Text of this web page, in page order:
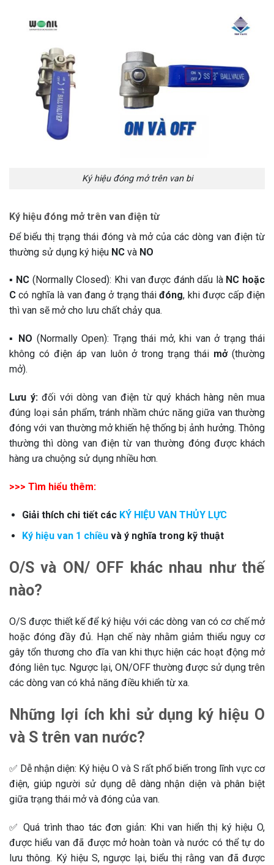
Ký hiệu đóng mở trên van bi
Ký hiệu đóng mở trên van điện từ
Để biểu thị trạng thái đóng và mở của các dòng van điện từ
thường sử dụng ký hiệu NC và NO
▪️ NC (Normally Closed): Khi van được đánh dấu là NC hoặc
C có nghĩa là van đang ở trạng tháiđóng, khi được cấp điện
thì van sẽ mở cho lưu chất chảy qua.
▪️ NO (Normally Open): Trạng thái mở, khi van ở trạng thái
không có điện áp van luôn ở trong trạng thái mở(thường
mở).
Lưu ý:đối với dòng van điện từ quý khách hàng nên mua
đúng loại sản phẩm, tránh nhầm chức năng giữa van thường
đóng với van thường mở khiến hệ thống bị ảnh hưởng. Thông
thường thì dòng van điện từ van thường đóng được khách
hàng ưa chuộng sử dụng nhiều hơn.
>>> Tìm hiểu thêm:
Giải thích chi tiết các KÝ HIỆU VAN THỦY LỰC
Ký hiệu van 1 chiềuvà ý nghĩa trong kỹ thuật
O/S và ON/ OFF khác nhau như thế
nào?
O/S được thiết kế để ký hiệu với các dòng van có cơ chế mở
hoặc đóng đầy đủ. Hạn chế này nhằm giảm thiểu nguy cơ
gây tổn thương cho đĩa van khi thực hiện các hoạt động mở
đóng liên tục. Ngược lại, ON/OFF thường được sử dụng trên
các dòng van có khả năng điều khiển từ xa.
Những lợi ích khi sử dụng ký hiệu O
và S trên van nước?
✅ Dễ nhận diện: Ký hiệu O và S rất phổ biến trong lĩnh vực cơ
điện, giúp người sử dụng dễ dàng nhận diện và phân biệt
giữa trạng thái mở và đóng của van.
✅ Quá trình thao tác đơn giản: Khi van hiển thị ký hiệu O,
được hiểu van đã được mở hoàn toàn và nước có thể tự do
lưu thông. Ký hiệu S, ngược lại, biểu thị rằng van đã được